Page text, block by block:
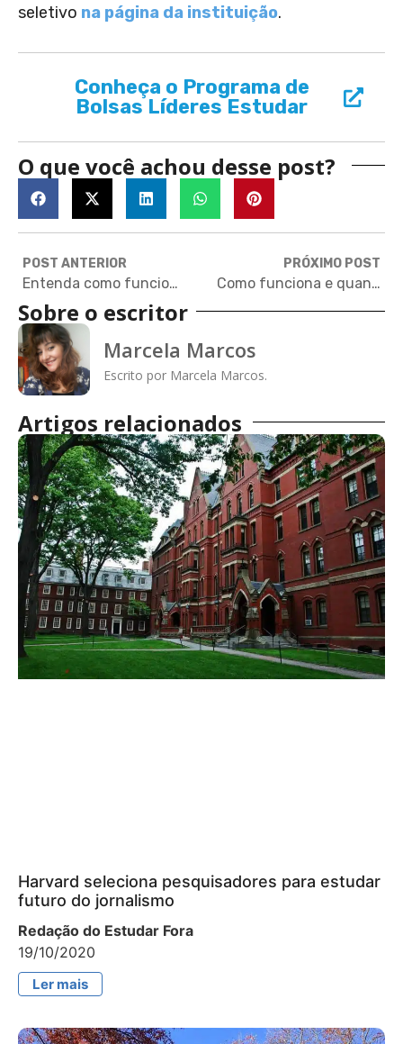
seletivo na página da instituição.
Conheça o Programa de
Bolsas Líderes Estudar
O que você achou desse post?
POST ANTERIOR
Entenda como funciona o intercâmbio de high school no Canadá
PRÓXIMO POST
Como funciona e quanto custa um mestrado na Europa
Sobre o escritor
Marcela Marcos
Escrito por Marcela Marcos.
Artigos relacionados
Harvard seleciona pesquisadores para estudar
futuro do jornalismo
Redação do Estudar Fora
19/10/2020
Ler mais